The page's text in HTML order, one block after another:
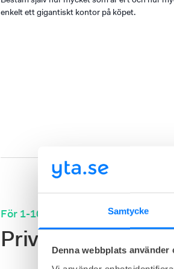
Samtycke
Denna webbplats använder
enkelt ett gigantiskt kontor på köpet.
För 1-10 anställda
Privat kontor för